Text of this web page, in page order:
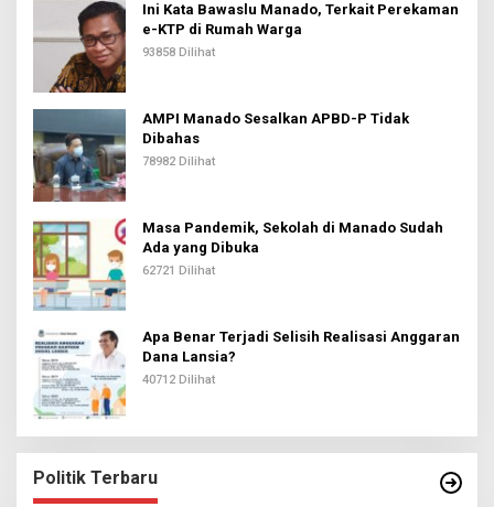
Ini Kata Bawaslu Manado, Terkait Perekaman
e-KTP di Rumah Warga
93858 Dilihat
AMPI Manado Sesalkan APBD-P Tidak
Dibahas
78982 Dilihat
Masa Pandemik, Sekolah di Manado Sudah
Ada yang Dibuka
62721 Dilihat
Apa Benar Terjadi Selisih Realisasi Anggaran
Dana Lansia?
40712 Dilihat
Politik Terbaru